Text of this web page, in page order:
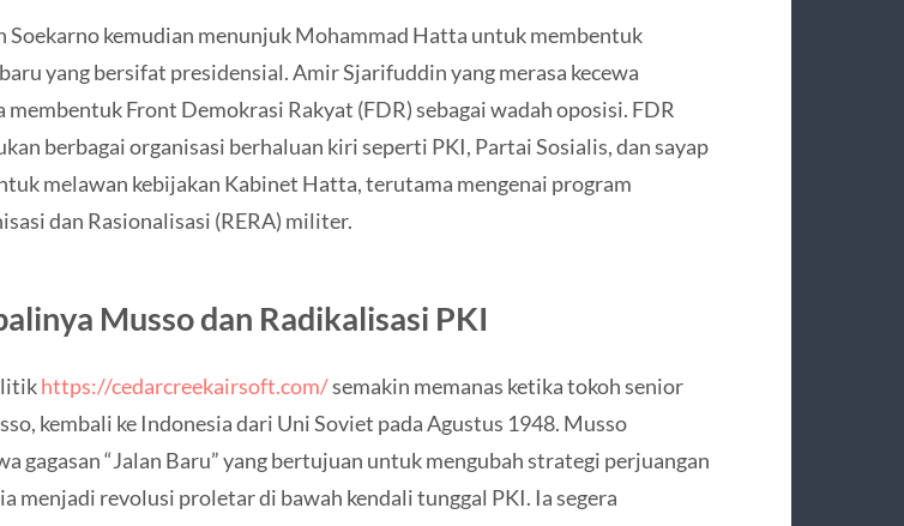
Soekarno kemudian menunjuk Mohammad Hatta untuk membentuk
yang bersifat presidensial. Amir Sjarifuddin yang merasa kecewa
membentuk Front Demokrasi Rakyat (FDR) sebagai wadah oposisi. FDR
berbagai organisasi berhaluan kiri seperti PKI, Partai Sosialis, dan sayap
melawan kebijakan Kabinet Hatta, terutama mengenai program
dan Rasionalisasi (RERA) militer.
Musso dan Radikalisasi PKI
https://cedarcreekairsoft.com/semakin memanas ketika tokoh senior
kembali ke Indonesia dari Uni Soviet pada Agustus 1948. Musso
gagasan “Jalan Baru” yang bertujuan untuk mengubah strategi perjuangan
menjadi revolusi proletar di bawah kendali tunggal PKI. Ia segera